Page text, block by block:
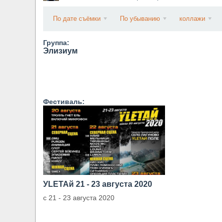
По дате съёмки По убыванию коллажи
Группа:
Элизиум
Фестиваль:
УLETAй 21 - 23 августа 2020
с 21 - 23 августа 2020